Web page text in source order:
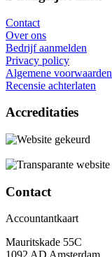
Contact
Over ons
Bedrijf aanmelden
Privacy policy
Algemene voorwaarden
Recensie achterlaten
Accreditaties
Contact
Accountantkaart
Mauritskade 55C